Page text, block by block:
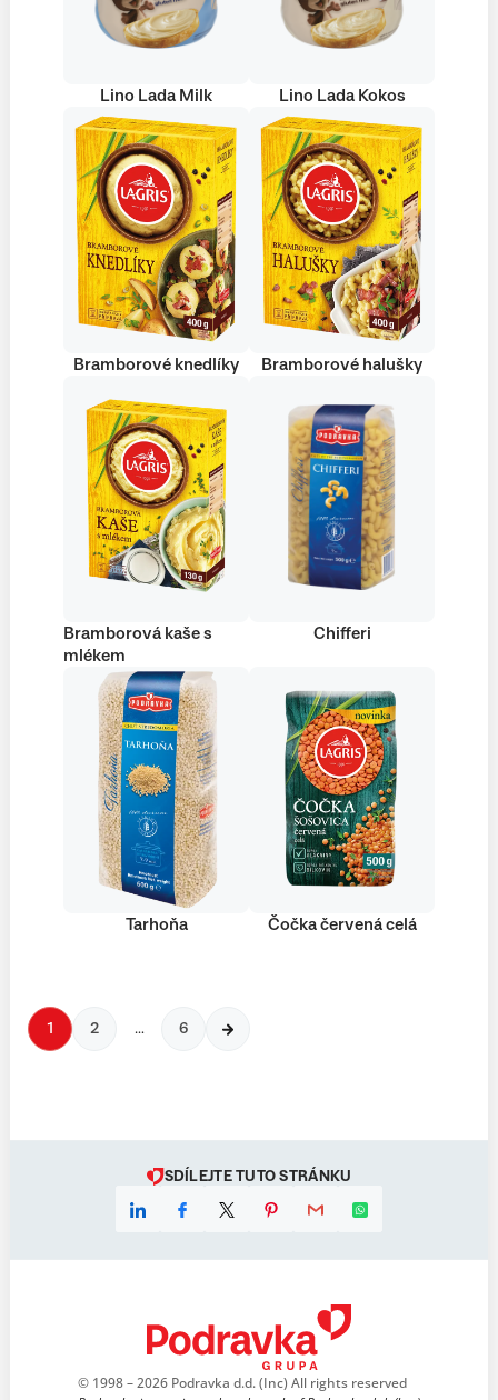
Lino Lada Milk Lino Lada Kokos
Bramborové knedlíky Bramborové halušky
Bramborová kaše s
mlékem
Chifferi
Tarhoňa Čočka červená celá
1 2 … 6
SDÍLEJTE TUTO STRÁNKU
© 1998 – 2026 Podravka d.d. (Inc) All rights reserved